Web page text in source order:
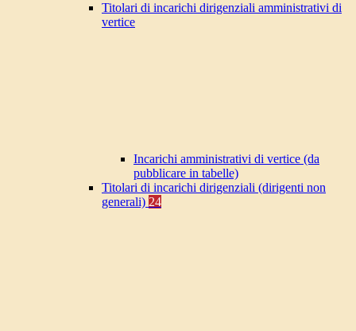
Titolari di incarichi dirigenziali amministrativi di
vertice
Incarichi amministrativi di vertice (da
pubblicare in tabelle)
Titolari di incarichi dirigenziali (dirigenti non
generali) 24